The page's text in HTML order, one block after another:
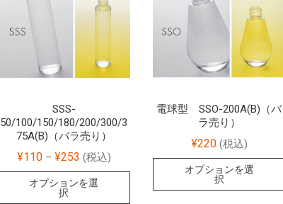
SSS-
50/100/150/180/200/300/3
75A(B)（バラ売り）
¥110– ¥253 (税込)
オプションを選
択
電球型 SSO-200A(B)（バ
ラ売り）
¥220 (税込)
オプションを選
択